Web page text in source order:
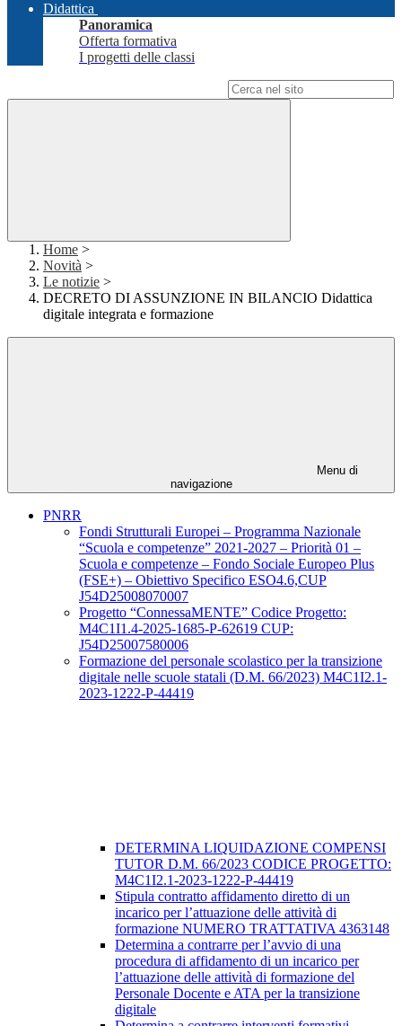
Didattica
Panoramica
Offerta formativa
I progetti delle classi
Home >
Novità >
Le notizie >
DECRETO DI ASSUNZIONE IN BILANCIO Didattica
digitale integrata e formazione
Menu di
navigazione
PNRR
Fondi Strutturali Europei – Programma Nazionale
“Scuola e competenze” 2021-2027 – Priorità 01 –
Scuola e competenze – Fondo Sociale Europeo Plus
(FSE+) – Obiettivo Specifico ESO4.6,CUP
J54D25008070007
Progetto “ConnessaMENTE” Codice Progetto:
M4C1I1.4-2025-1685-P-62619 CUP:
J54D25007580006
Formazione del personale scolastico per la transizione
digitale nelle scuole statali (D.M. 66/2023) M4C1I2.1-
2023-1222-P-44419
DETERMINA LIQUIDAZIONE COMPENSI
TUTOR D.M. 66/2023 CODICE PROGETTO:
M4C1I2.1-2023-1222-P-44419
Stipula contratto affidamento diretto di un
incarico per l’attuazione delle attività di
formazione NUMERO TRATTATIVA 4363148
Determina a contrarre per l’avvio di una
procedura di affidamento di un incarico per
l’attuazione delle attività di formazione del
Personale Docente e ATA per la transizione
digitale